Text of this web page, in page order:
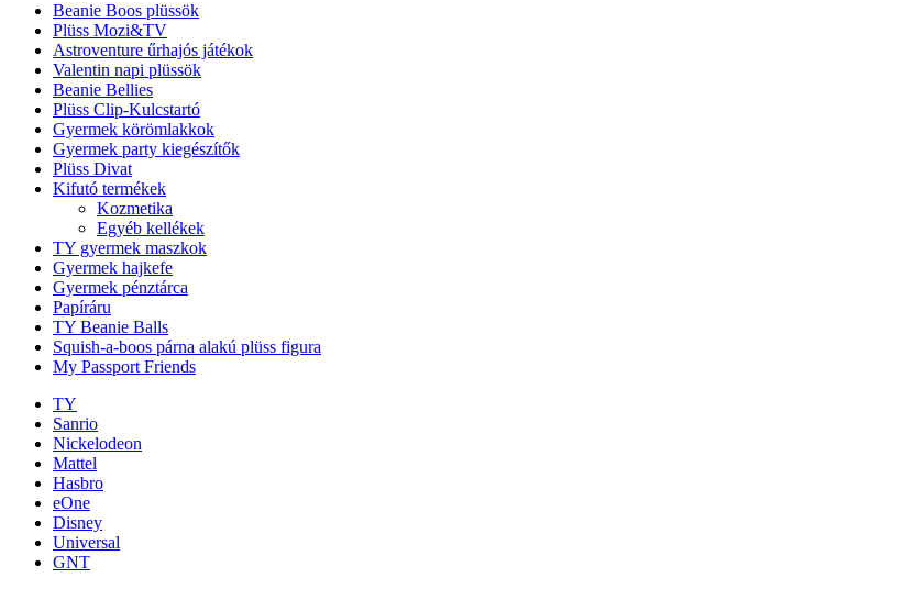
Beanie Boos plüssök
Plüss Mozi&TV
Astroventure űrhajós játékok
Valentin napi plüssök
Beanie Bellies
Plüss Clip-Kulcstartó
Gyermek körömlakkok
Gyermek party kiegészítők
Plüss Divat
Kifutó termékek
Kozmetika
Egyéb kellékek
TY gyermek maszkok
Gyermek hajkefe
Gyermek pénztárca
Papíráru
TY Beanie Balls
Squish-a-boos párna alakú plüss figura
My Passport Friends
TY
Sanrio
Nickelodeon
Mattel
Hasbro
eOne
Disney
Universal
GNT